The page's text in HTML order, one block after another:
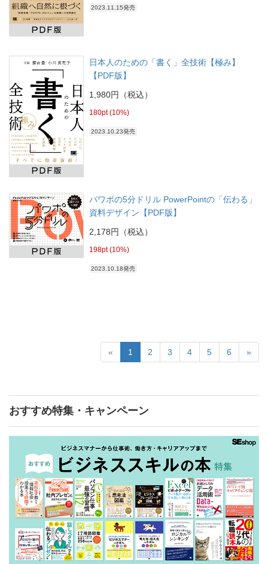
2023.11.15発売
日本人のための「書く」全技術【極み】
【PDF版】
1,980円（税込）
180pt (10%)
2023.10.23発売
パワポの5分ドリル PowerPointの「伝わる」
資料デザイン【PDF版】
2,178円（税込）
198pt (10%)
2023.10.18発売
« 1 2 3 4 5 6 »
おすすめ特集・キャンペーン